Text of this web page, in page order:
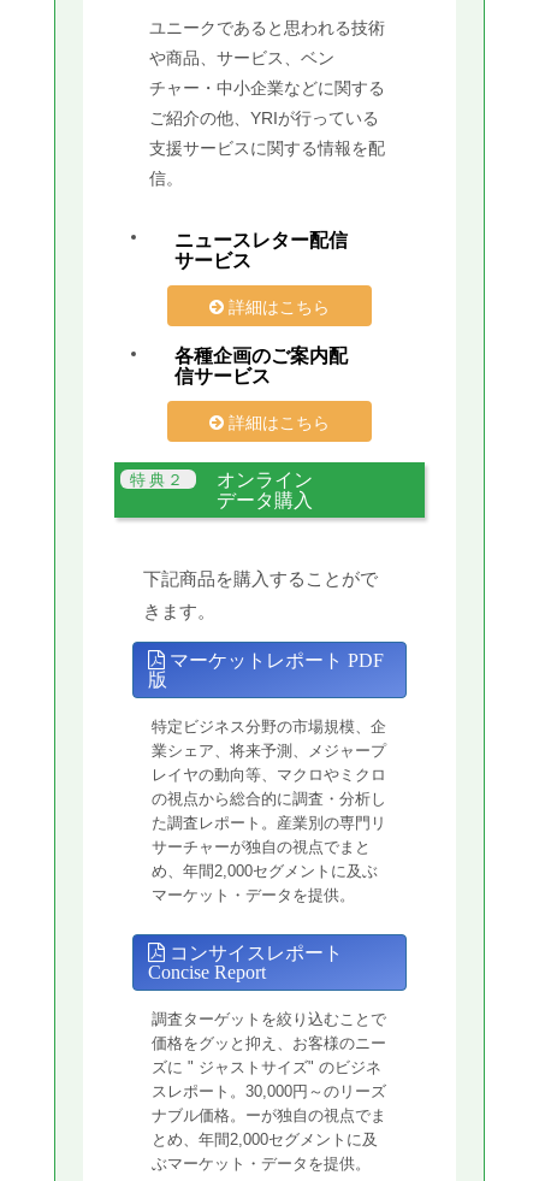
ユニークであると思われる技術
や商品、サービス、ベン
チャー・中小企業などに関する
ご紹介の他、YRIが行っている
支援サービスに関する情報を配
信。
ニュースレター配信
サービス
詳細はこちら
各種企画のご案内配
信サービス
詳細はこちら
オンライン
データ購入
下記商品を購入することがで
きます。
マーケットレポート PDF
版
特定ビジネス分野の市場規模、企
業シェア、将来予測、メジャープ
レイヤの動向等、マクロやミクロ
の視点から総合的に調査・分析し
た調査レポート。産業別の専門リ
サーチャーが独自の視点でまと
め、年間2,000セグメントに及ぶ
マーケット・データを提供。
コンサイスレポート
Concise Report
調査ターゲットを絞り込むことで
価格をグッと抑え、お客様のニー
ズに " ジャストサイズ" のビジネ
スレポート。30,000円～のリーズ
ナブル価格。ーが独自の視点でま
とめ、年間2,000セグメントに及
ぶマーケット・データを提供。